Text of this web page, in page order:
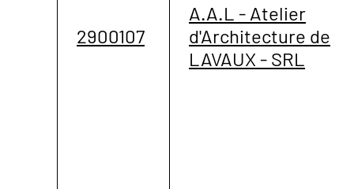
2900107
A.A.L - Atelier
d'Architecture de
LAVAUX - SRL